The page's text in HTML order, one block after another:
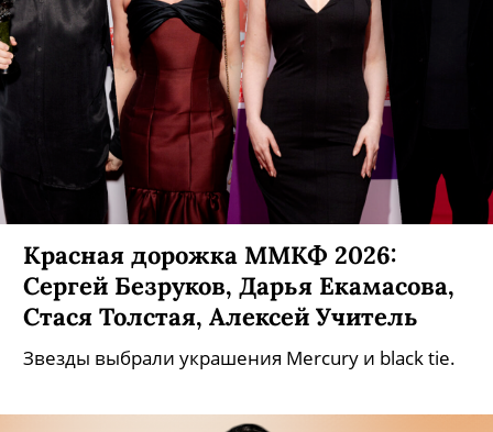
Красная дорожка ММКФ 2026:
Сергей Безруков, Дарья Екамасова,
Стася Толстая, Алексей Учитель
Звезды выбрали украшения Mercury и black tie.